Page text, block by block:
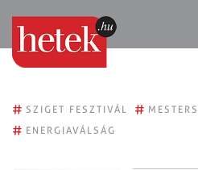
# SZIGET FESZTIVÁL #
# ENERGIAVÁLSÁG